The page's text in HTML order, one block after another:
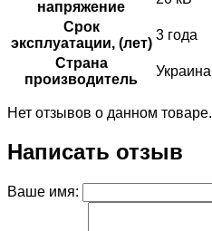
напряжение
Срок
эксплуатации, (лет)
3 года
Страна
производитель
Украина
Нет отзывов о данном товаре.
Написать отзыв
Ваше имя: